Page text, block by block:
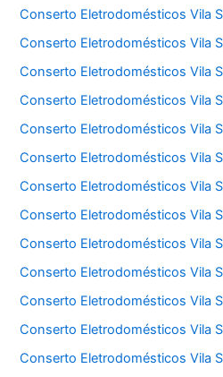
Conserto Eletrodomésticos Vila
Conserto Eletrodomésticos Vila
Conserto Eletrodomésticos Vila
Conserto Eletrodomésticos Vila
Conserto Eletrodomésticos Vila
Conserto Eletrodomésticos Vila
Conserto Eletrodomésticos Vila
Conserto Eletrodomésticos Vila
Conserto Eletrodomésticos Vila
Conserto Eletrodomésticos Vila
Conserto Eletrodomésticos Vila
Conserto Eletrodomésticos Vila
Conserto Eletrodomésticos Vila